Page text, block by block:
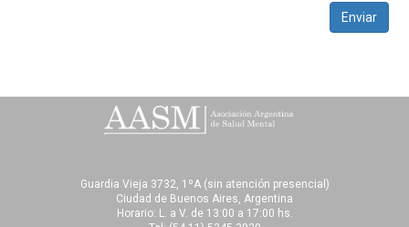
Enviar
Guardia Vieja 3732, 1ºA (sin atención presencial)
Ciudad de Buenos Aires, Argentina
Horario: L. a V. de 13:00 a 17:00 hs.